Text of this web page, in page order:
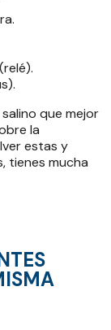
que mejor
la
estas y
tienes mucha